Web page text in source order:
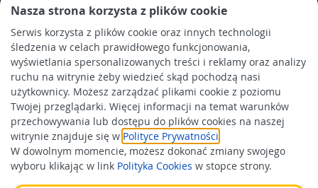
Nasza strona korzysta z plików cookie
Serwis korzysta z plików cookie oraz innych technologii
śledzenia w celach prawidłowego funkcjonowania,
wyświetlania spersonalizowanych treści i reklamy oraz analizy
ruchu na witrynie żeby wiedzieć skąd pochodzą nasi
użytkownicy. Możesz zarządzać plikami cookie z poziomu
Twojej przeglądarki. Więcej informacji na temat warunków
przechowywania lub dostępu do plików cookies na naszej
witrynie znajduje się w Polityce Prywatności
W dowolnym momencie, możesz dokonać zmiany swojego
wyboru klikając w link Polityka Cookies w stopce strony.
wyposażenie łazienek i kuchni, elektronarzędzia, a także
artykuły związane z ogrodem i otoczeniem domu.
Obowiązek informacyjny
Polityka prywatności
Polityka Cookies
Odbiór zużytego sprzętu
Wspierają nas: